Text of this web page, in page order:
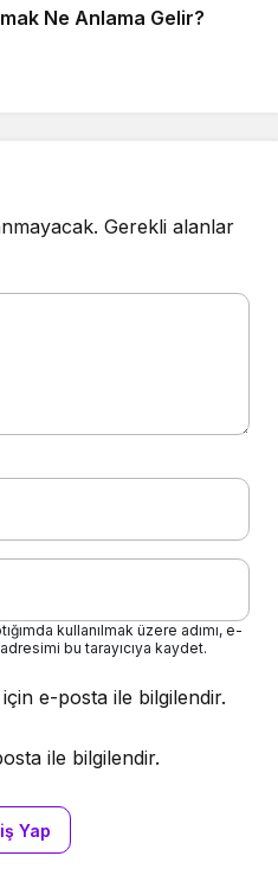
Ne Anlama Gelir?
Gerekli alanlar
kullanılmak üzere adımı, e-
bu tarayıcıya kaydet.
e-posta ile bilgilendir.
ile bilgilendir.
Yap